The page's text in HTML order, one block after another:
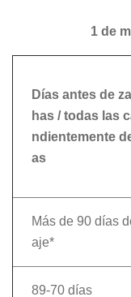
1 de
Días antes de
has / todas las
ndientemente
as
Más de 90 días
aje*
89-70 días